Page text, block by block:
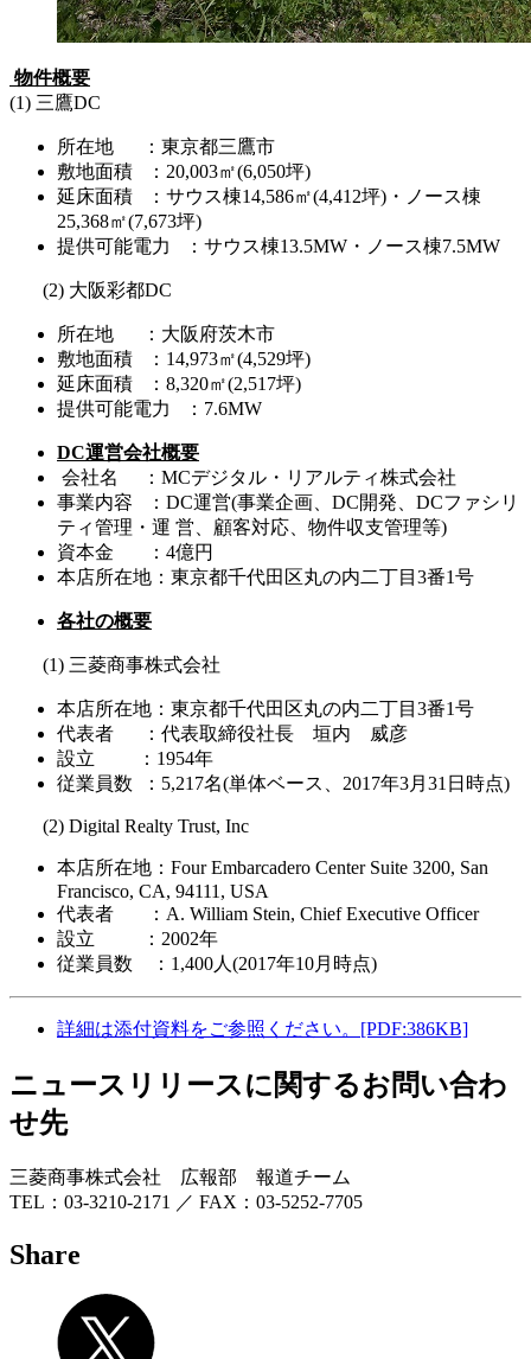
物件概要
(1) 三鷹DC
所在地 ：東京都三鷹市
敷地面積 ：20,003㎡(6,050坪)
延床面積 ：サウス棟14,586㎡(4,412坪)・ノース棟
25,368㎡(7,673坪)
提供可能電力 ：サウス棟13.5MW・ノース棟7.5MW
(2) 大阪彩都DC
所在地 ：大阪府茨木市
敷地面積 ：14,973㎡(4,529坪)
延床面積 ：8,320㎡(2,517坪)
提供可能電力 ：7.6MW
DC運営会社概要
会社名 ：MCデジタル・リアルティ株式会社
事業内容 ：DC運営(事業企画、DC開発、DCファシリ
ティ管理・運 営、顧客対応、物件収支管理等)
資本金 ：4億円
本店所在地：東京都千代田区丸の内二丁目3番1号
各社の概要
(1) 三菱商事株式会社
本店所在地：東京都千代田区丸の内二丁目3番1号
代表者 ：代表取締役社長 垣内 威彦
設立 ：1954年
従業員数 ：5,217名(単体ベース、2017年3月31日時点)
(2) Digital Realty Trust, Inc
本店所在地：Four Embarcadero Center Suite 3200, San
Francisco, CA, 94111, USA
代表者 ：A. William Stein, Chief Executive Officer
設立 ：2002年
従業員数 ：1,400人(2017年10月時点)
詳細は添付資料をご参照ください。[PDF:386KB]
ニュースリリースに関するお問い合わ
せ先
三菱商事株式会社 広報部 報道チーム
TEL：03-3210-2171 ／ FAX：03-5252-7705
Share